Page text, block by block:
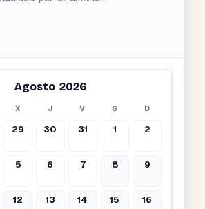
Agosto 2026
X J V S D
29 30 31 1 2
5 6 7 8 9
12 13 14 15 16